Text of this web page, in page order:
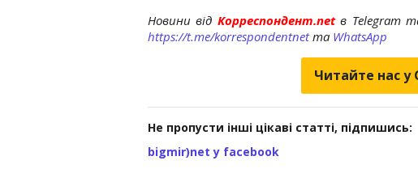
Новини від Корреспондент.netв Telegram
https://t.me/korrespondentnetта WhatsApp
Читайте нас у
Не пропусти інші цікаві статті, підпишись:
bigmir)net у facebook